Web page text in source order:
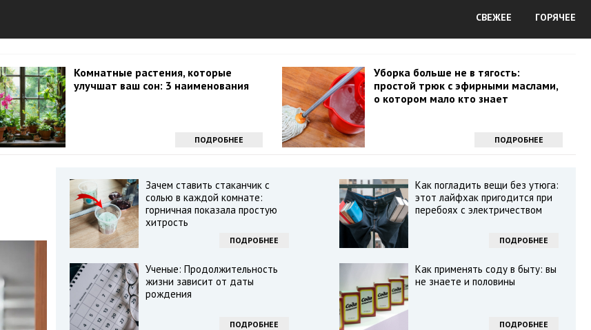
СВЕЖЕЕ ГОРЯЧЕЕ
Комнатные растения, которые
улучшат ваш сон: 3 наименования
ПОДРОБНЕЕ
Уборка больше не в тягость:
простой трюк с эфирными маслами,
о котором мало кто знает
ПОДРОБНЕЕ
Зачем ставить стаканчик с
солью в каждой комнате:
горничная показала простую
хитрость
ПОДРОБНЕЕ
Как погладить вещи без утюга:
этот лайфхак пригодится при
перебоях с электричеством
ПОДРОБНЕЕ
Ученые: Продолжительность
жизни зависит от даты
рождения
ПОДРОБНЕЕ
Как применять соду в быту: вы
не знаете и половины
ПОДРОБНЕЕ